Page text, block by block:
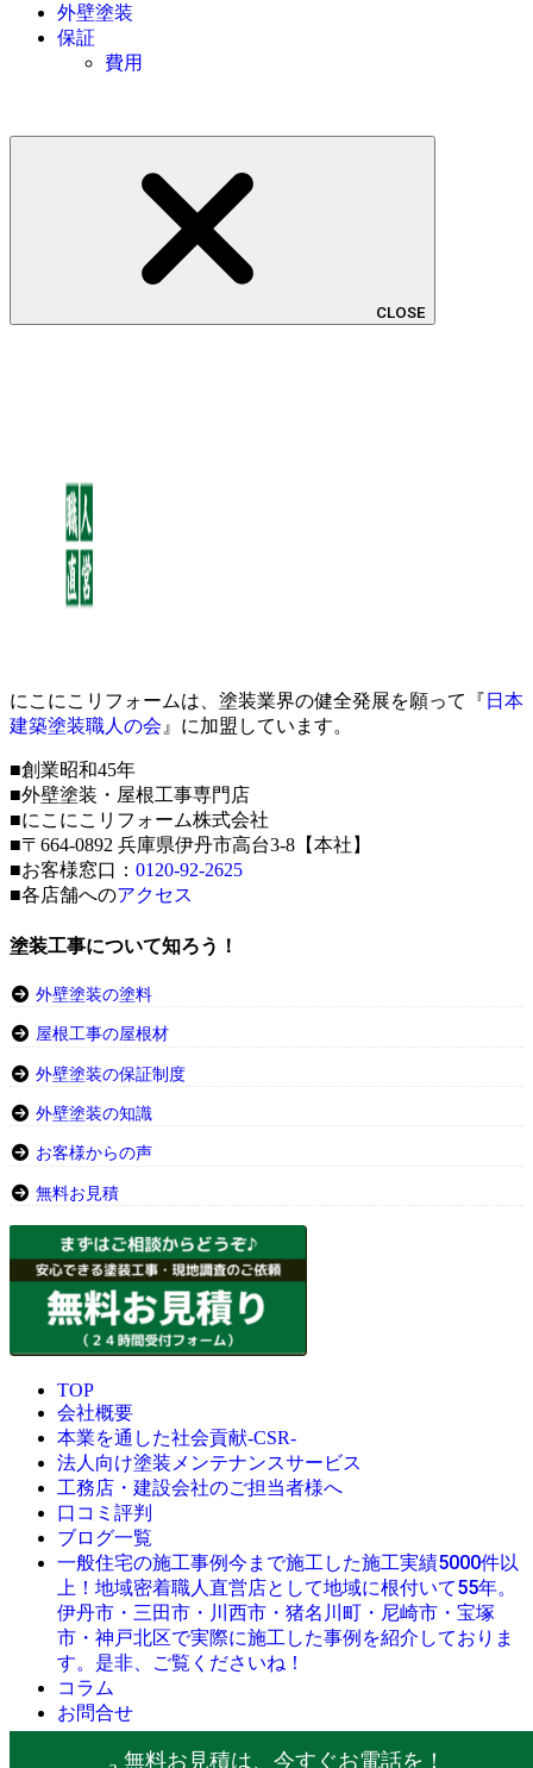
外壁塗装
保証
費用
CLOSE
にこにこリフォームは、塗装業界の健全発展を願って『 日本
建築塗装職人の会 』に加盟しています。
■創業昭和45年
■外壁塗装・屋根工事専門店
■にこにこリフォーム株式会社
■〒664-0892 兵庫県伊丹市高台3-8【本社】
■お客様窓口： 0120-92-2625
■各店舗へのアクセス
塗装工事について知ろう！
外壁塗装の塗料
屋根工事の屋根材
外壁塗装の保証制度
外壁塗装の知識
お客様からの声
無料お見積
TOP
会社概要
本業を通した社会貢献-CSR-
法人向け塗装メンテナンスサービス
工務店・建設会社のご担当者様へ
口コミ評判
ブログ一覧
一般住宅の施工事例今まで施工した施工実績5000件以
上！地域密着職人直営店として地域に根付いて55年。
伊丹市・三田市・川西市・猪名川町・尼崎市・宝塚
市・神戸北区で実際に施工した事例を紹介しておりま
す。是非、ご覧くださいね！
コラム
お問合せ
© 創業昭和45年・感動の塗替え・屋根リフォームの職人直営
無料お見積は、今すぐお電話を！